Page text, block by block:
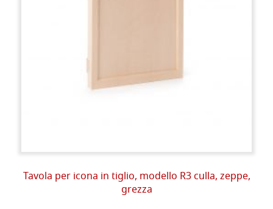
Tavola per icona in tiglio, modello R3 culla, zeppe,
grezza